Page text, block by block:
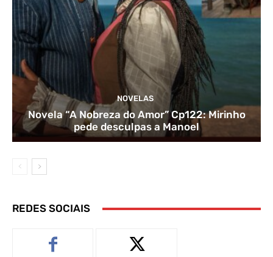
NOVELAS
Novela “A Nobreza do Amor” Cp122: Mirinho
pede desculpas a Manoel
REDES SOCIAIS